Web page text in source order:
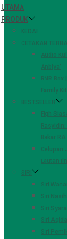
UTAMA
PRODUK
KEDAI
CETAKAN
Audio
Anbiya’
RNR Box
Family Kit
BESTSELLER
Fiqh
Bakar RA
Celupan
Lautan
SIRI
Siri
Siri
Siri
Siri
Siri